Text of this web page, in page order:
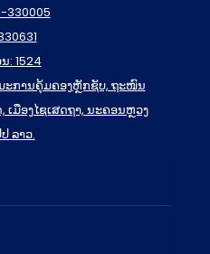
330005
: 1524
ະການຄຸ້ມຄອງຫຼັກຊັບ, ຖະໜົນ
ມືອງໄຊເສດຖາ, ນະຄອນຫຼວງ
ລາວ.